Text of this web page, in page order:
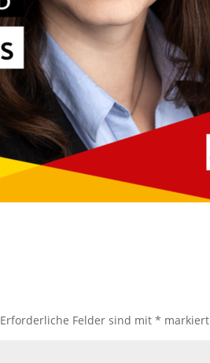
Erforderliche Felder sind mit* markiert